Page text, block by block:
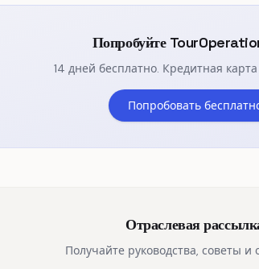
Попробуйте
14 дней бесплатно. Кредитная карта
Попробовать
Отраслевая
Получайте руководства, советы и